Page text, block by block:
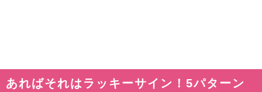
あればそれはラッキーサイン！5パターン